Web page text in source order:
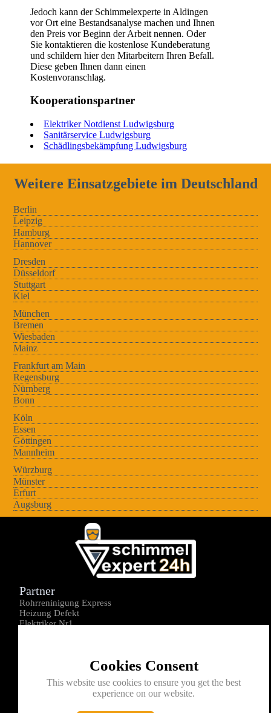
Jedoch kann der Schimmelexperte in Aldingen
vor Ort eine Bestandsanalyse machen und Ihnen
den Preis vor Beginn der Arbeit nennen. Oder
Sie kontaktieren die kostenlose Kundeberatung
und schildern hier den Mitarbeitern Ihren Befall.
Diese geben Ihnen dann einen
Kostenvoranschlag.
Kooperationspartner
Elektriker Notdienst Ludwigsburg
Sanitärservice Ludwigsburg
Schädlingsbekämpfung Ludwigsburg
Weitere Einsatzgebiete im Deutschland
Berlin
Leipzig
Hamburg
Hannover
Dresden
Düsseldorf
Stuttgart
Kiel
München
Bremen
Wiesbaden
Mainz
Frankfurt am Main
Regensburg
Nürnberg
Bonn
Köln
Essen
Göttingen
Mannheim
Würzburg
Münster
Erfurt
Augsburg
Cookies Consent
This website use cookies to ensure you get the best
experience on our website.
Partner
Rohrreninigung Express
Heizung Defekt
Elektriker Nr1
Kontakt